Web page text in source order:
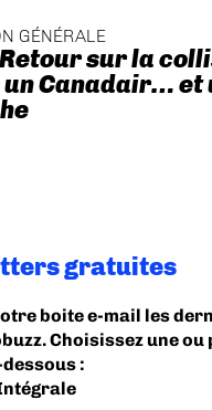
GÉNÉRALE
Retour sur la
Canadair… et
gratuites
boite e-mail les
Choisissez une
: